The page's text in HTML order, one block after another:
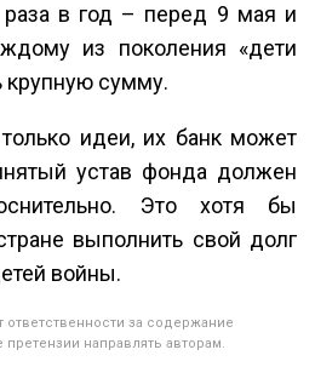
в год – перед 9 мая и
из поколения «дети
крупную сумму.
идеи, их банк может
устав фонда должен
Это хотя бы
выполнить свой долг
войны.
ответственности за содержание
направлять авторам.